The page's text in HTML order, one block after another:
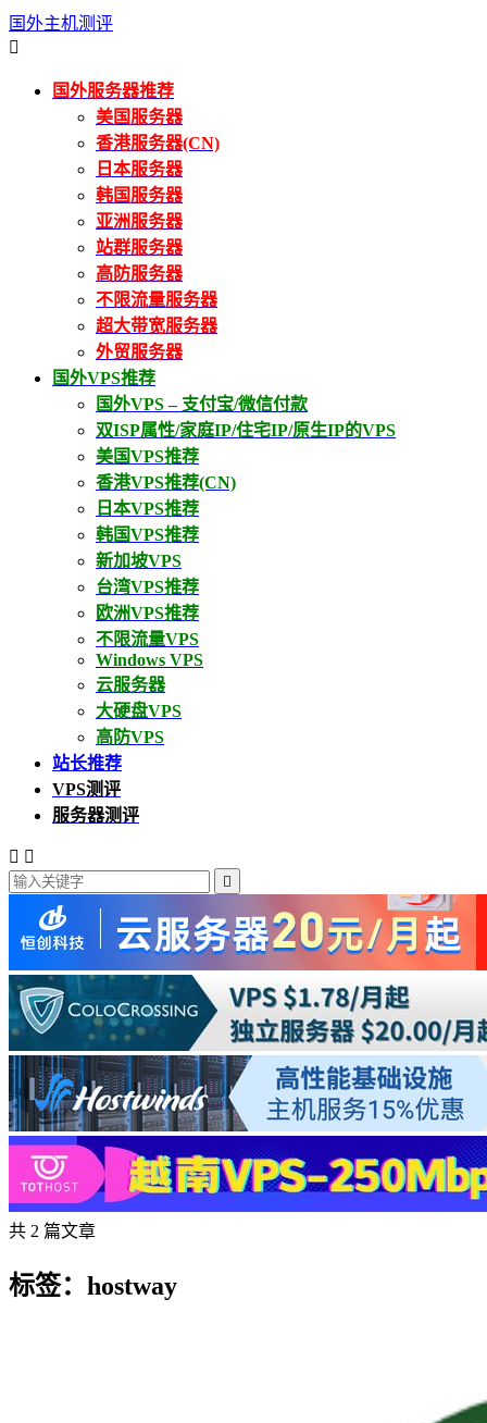
国外主机测评

国外服务器推荐
美国服务器
香港服务器(CN)
日本服务器
韩国服务器
亚洲服务器
站群服务器
高防服务器
不限流量服务器
超大带宽服务器
外贸服务器
国外VPS推荐
国外VPS – 支付宝/微信付款
双ISP属性/家庭IP/住宅IP/原生IP的VPS
美国VPS推荐
香港VPS推荐(CN)
日本VPS推荐
韩国VPS推荐
新加坡VPS
台湾VPS推荐
欧洲VPS推荐
不限流量VPS
Windows VPS
云服务器
大硬盘VPS
高防VPS
站长推荐
VPS测评
服务器测评
 

共 2 篇文章
标签：hostway